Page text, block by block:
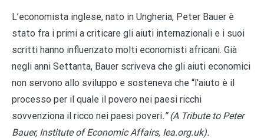
L’economista inglese, nato in Ungheria, Peter Bauer è
stato fra i primi a criticare gli aiuti internazionali e i suoi
scritti hanno influenzato molti economisti africani. Già
negli anni Settanta, Bauer scriveva che gli aiuti economici
non servono allo sviluppo e sosteneva che “l’aiuto è il
processo per il quale il povero nei paesi ricchi
sovvenziona il ricco nei paesi poveri.”(A Tribute to Peter
Bauer, Institute of Economic Affairs, Iea.org.uk).